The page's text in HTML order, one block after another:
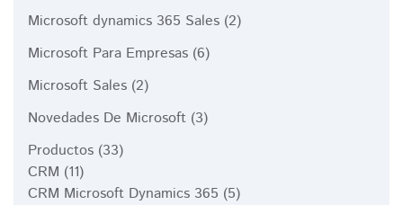
Microsoft dynamics 365 Sales (2)
Microsoft Para Empresas (6)
Microsoft Sales (2)
Novedades De Microsoft (3)
Productos (33)
CRM (11)
CRM Microsoft Dynamics 365 (5)